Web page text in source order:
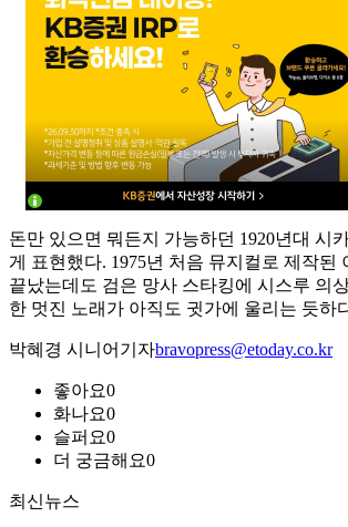
돈만 있으면 뭐든지 가능하던 1920년대 시
게 표현했다. 1975년 처음 뮤지컬로 제작
끝났는데도 검은 망사 스타킹에 시스루 의
한 멋진 노래가 아직도 귓가에 울리는 듯하
박혜경 시니어기자bravopress@etoday.co.kr
좋아요0
화나요0
슬퍼요0
더 궁금해요0
최신뉴스